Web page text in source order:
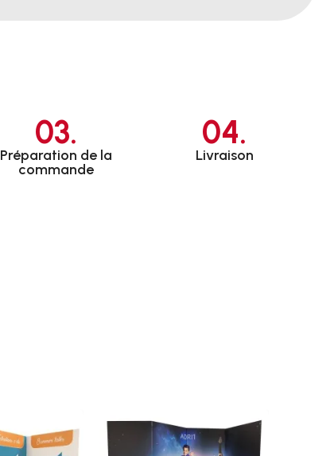
03.
Préparation de la
commande
04.
Livraison